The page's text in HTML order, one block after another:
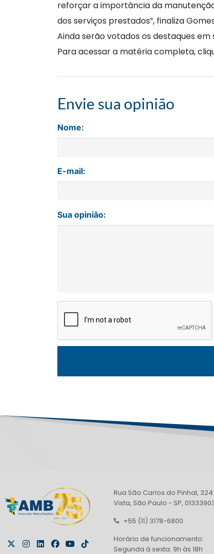
reforçar a importância da
dos serviços prestados”, finaliza
Ainda serão votados os destaques em
Para acessar a matéria completa,
Envie sua opinião
Nome:
E-mail:
Sua opinião:
Rua São Carlos do Pinhal,
Vista, São Paulo - SP,
+55 (11) 3178-6800
Horário de funcionamento:
Segunda à sexta: 9h às 18h